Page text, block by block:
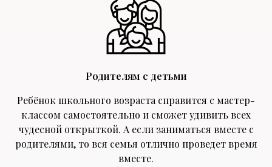
Родителям с детьми
Ребёнок школьного возраста справится с мастер-
классом самостоятельно и сможет удивить всех
чудесной открыткой. А если заниматься вместе с
родителями, то вся семья отлично проведет время
вместе.